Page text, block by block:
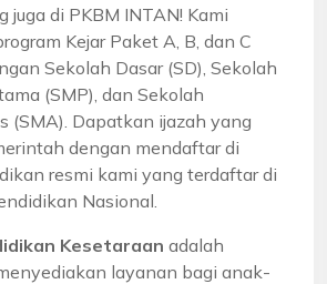
juga di PKBM INTAN! Kami
Kejar Paket A, B, dan C
Sekolah Dasar (SD), Sekolah
(SMP), dan Sekolah
(SMA). Dapatkan ijazah yang
dengan mendaftar di
resmi kami yang terdaftar di
Nasional.
Kesetaraan adalah
layanan bagi anak-